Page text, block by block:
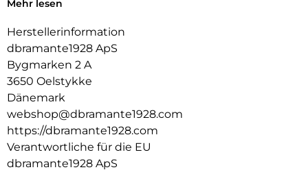
100% RECYCELTES PLASTIK:
Kunststoff. So wissen wir mit wir mit Sicherheit, dass unsere
Produkte das sind, was wir sagen.
BRICHT NICHT WIE GLAS:
Displayschutz, der so lange hält wie Dein Handy oder Tablet.
Das spart Geld und Ressourcen.
TADELLOSE UND PERFEKTE BILDSCHIRM BEDIENUNG:
Die präzise Berührungsempfindlichkeit reagiert wie der
eigene Bildschirm Ihres Telefons. eco-shield ist mit nur 0,4
mm sehr dünn.
Mehr lesen
Herstellerinformation
dbramante1928 ApS
Bygmarken 2 A
3650 Oelstykke
Dänemark
webshop@dbramante1928.com
https://dbramante1928.com
Verantwortliche für die EU
dbramante1928 ApS